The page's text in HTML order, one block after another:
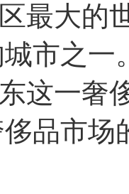
最大的
市之一
这一奢
品市场